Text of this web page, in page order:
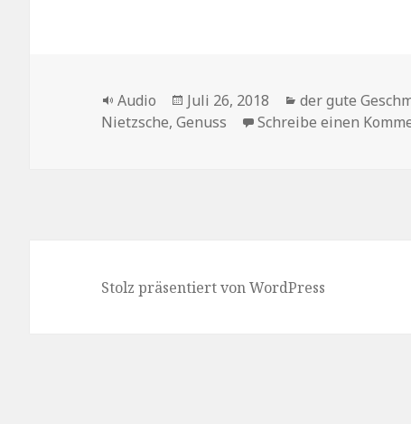
Format
Audio
Veröffentlicht
am
Juli 26, 2018 Kategorien
der gute
Nietzsche,Genuss Schreibe einen
Stolz präsentiert von WordPress